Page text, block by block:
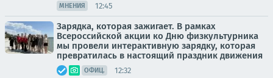
МНЕНИЯ 12:45
Зарядка, которая зажигает. В рамках
Всероссийской акции ко Дню физкультурника
мы провели интерактивную зарядку, которая
превратилась в настоящий праздник движения
ОФИЦ. 12:32